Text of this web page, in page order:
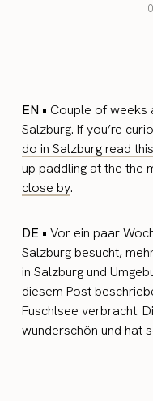
EN • Couple of weeks
Salzburg. If you’re
do in Salzburg read
up paddling at the the
close by.
DE •Vor ein paar
Salzburg besucht,
in Salzburg und
diesem Post
Fuschlsee verbracht.
wunderschön und hat